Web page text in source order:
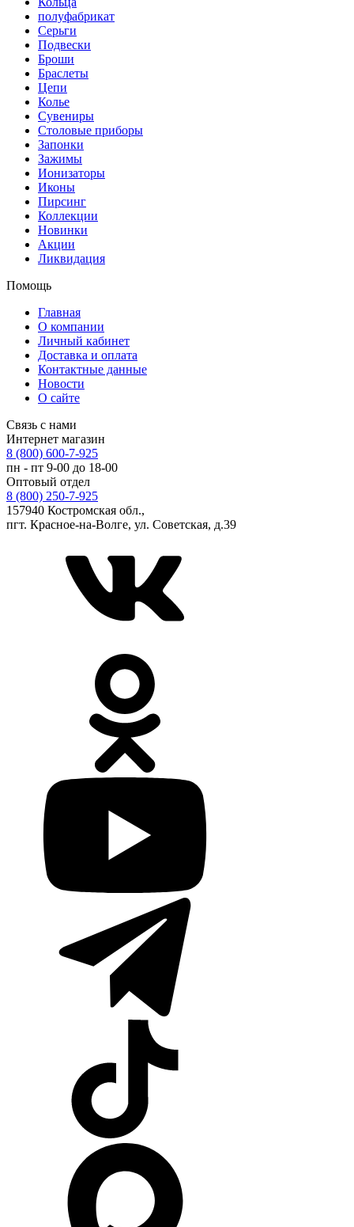
полуфабрикат
Серьги
Подвески
Броши
Браслеты
Цепи
Колье
Сувениры
Столовые приборы
Запонки
Зажимы
Ионизаторы
Иконы
Пирсинг
Коллекции
Новинки
Акции
Ликвидация
Помощь
Главная
О компании
Личный кабинет
Доставка и оплата
Контактные данные
Новости
О сайте
Связь с нами
Интернет магазин
8 (800) 600-7-925
пн - пт 9-00 до 18-00
Оптовый отдел
8 (800) 250-7-925
157940 Костромская обл.,
пгт. Красное-на-Волге, ул. Советская, д.39